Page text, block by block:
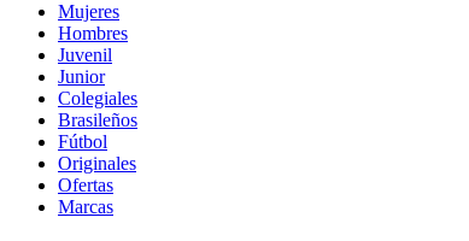
Mujeres
Hombres
Juvenil
Junior
Colegiales
Brasileños
Fútbol
Originales
Ofertas
Marcas